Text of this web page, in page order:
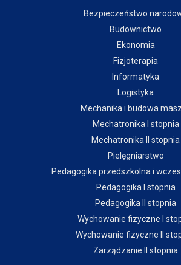
Bezpieczeństwo
Budownictwo
Ekonomia
Fizjoterapia
Informatyka
Logistyka
Mechanika i budowa
Mechatronika I stopnia
Mechatronika II stopnia
Pielęgniarstwo
Pedagogika przedszkolna i
Pedagogika I stopnia
Pedagogika II stopnia
Wychowanie fizyczne I
Wychowanie fizyczne II
Zarządzanie II stopnia